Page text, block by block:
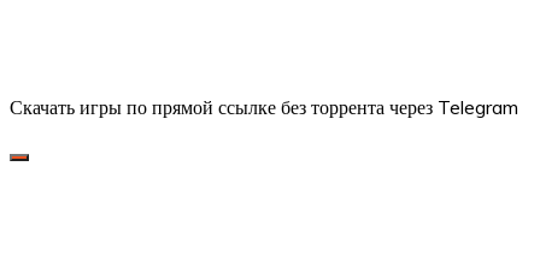
Скачать игры по прямой ссылке без торрента через Telegram